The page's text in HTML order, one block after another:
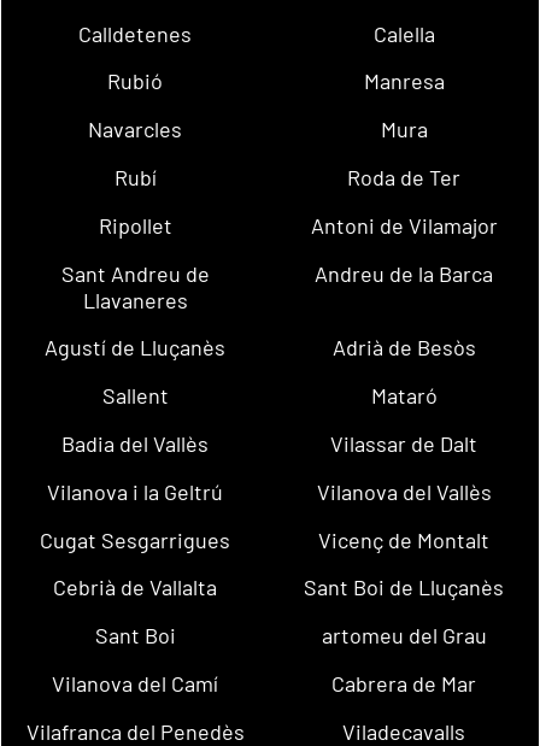
Calldetenes
Calella
Rubió
Manresa
Navarcles
Mura
Rubí
Roda de Ter
Ripollet
Antoni de Vilamajor
Sant Andreu de
Llavaneres
Andreu de la Barca
Agustí de Lluçanès
Adrià de Besòs
Sallent
Mataró
Badia del Vallès
Vilassar de Dalt
Vilanova i la Geltrú
Vilanova del Vallès
Cugat Sesgarrigues
Vicenç de Montalt
Cebrià de Vallalta
Sant Boi de Lluçanès
Sant Boi
artomeu del Grau
Vilanova del Camí
Cabrera de Mar
Vilafranca del Penedès
Viladecavalls